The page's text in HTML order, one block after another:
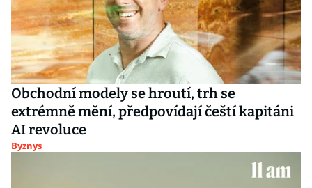
Obchodní modely se hroutí, trh se
extrémně mění, předpovídají čeští kapitáni
AI revoluce
Byznys